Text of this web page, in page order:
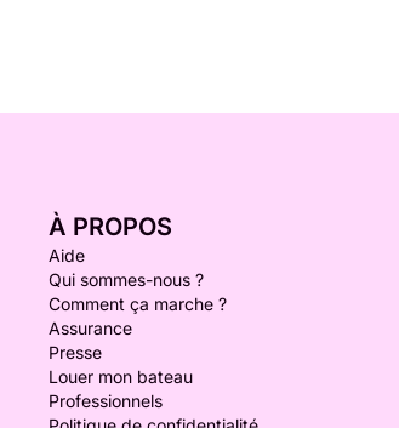
À PROPOS
Aide
Qui sommes-nous ?
Comment ça marche ?
Assurance
Presse
Louer mon bateau
Professionnels